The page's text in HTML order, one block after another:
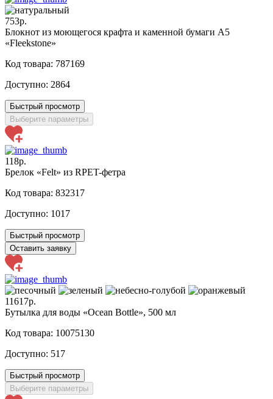
753р.
Блокнот из моющегося крафта и каменной бумаги А5
«Fleekstone»
Код товара: 787169
Доступно: 2864
Быстрый просмотр
Выберите параметры
118р.
Брелок «Felt» из RPET-фетра
Код товара: 832317
Доступно: 1017
Быстрый просмотр
Оставить заявку
11617р.
Бутылка для воды «Ocean Bottle», 500 мл
Код товара: 10075130
Доступно: 517
Быстрый просмотр
Выберите параметры